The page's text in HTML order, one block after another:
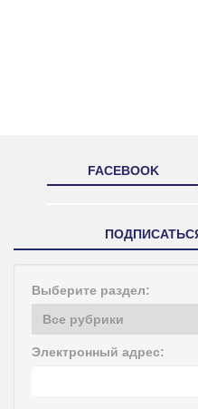
FACEBOOK
Выберите раздел:
Электронный адрес: